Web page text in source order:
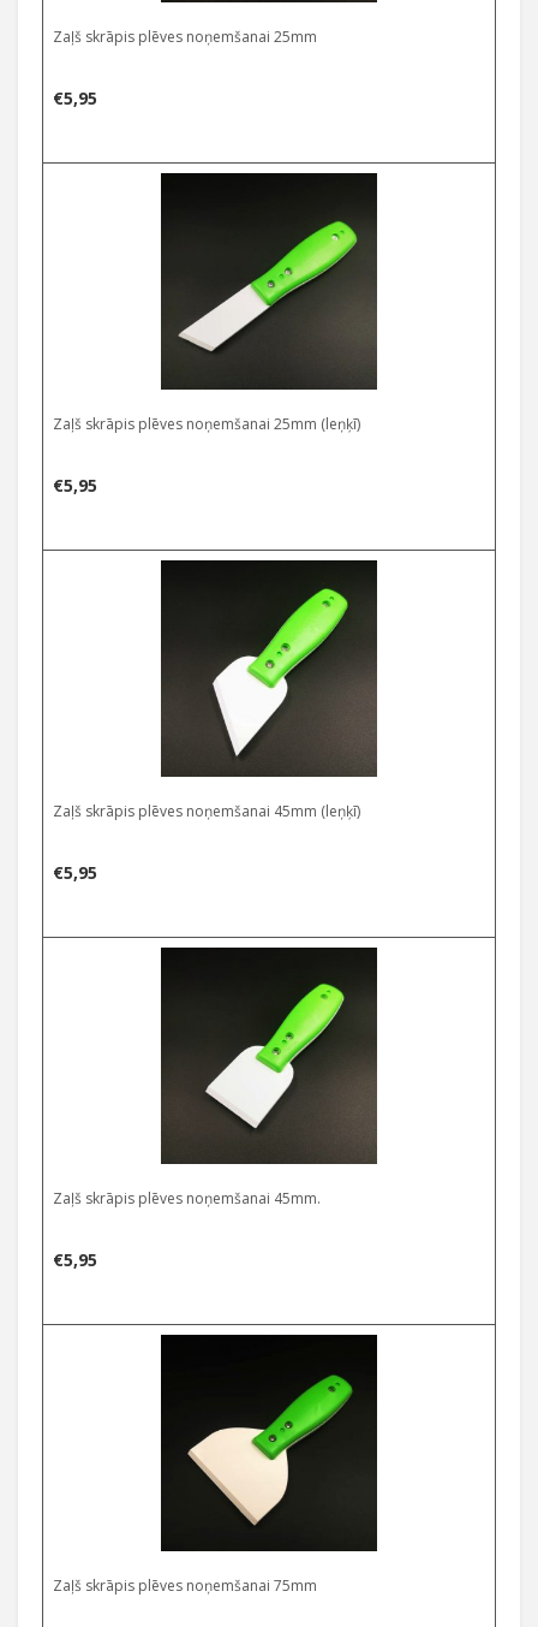
Zaļš skrāpis plēves noņemšanai 25mm
€5,95
Zaļš skrāpis plēves noņemšanai 25mm (leņķī)
€5,95
Zaļš skrāpis plēves noņemšanai 45mm (leņķī)
€5,95
Zaļš skrāpis plēves noņemšanai 45mm.
€5,95
Zaļš skrāpis plēves noņemšanai 75mm